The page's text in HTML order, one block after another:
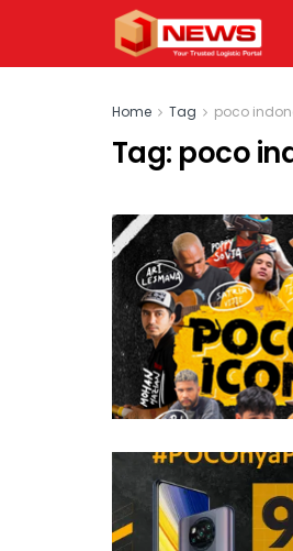
Home Tag poco
Tag: poco